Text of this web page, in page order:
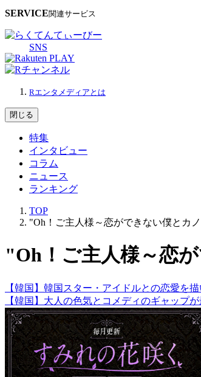
SERVICE関連サービス
SNS
Rエンタメディアとは
閉じる
特集
インタビュー
コラム
ニュース
ランキング
TOP
"Oh！ご主人様～恋ができない僕とカ
"Oh！ご主人様～恋
【韓国】韓国スター・アイドルとの恋愛を
【韓国】大人の色気とコメディのギャップ